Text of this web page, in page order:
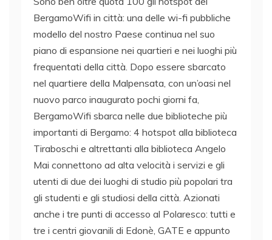
BergamoWifi in città: una delle wi-fi pubbliche
modello del nostro Paese continua nel suo
piano di espansione nei quartieri e nei luoghi più
frequentati della città. Dopo essere sbarcato
nel quartiere della Malpensata, con un’oasi nel
nuovo parco inaugurato pochi giorni fa,
BergamoWifi sbarca nelle due biblioteche più
importanti di Bergamo: 4 hotspot alla biblioteca
Tiraboschi e altrettanti alla biblioteca Angelo
Mai connettono ad alta velocità i servizi e gli
utenti di due dei luoghi di studio più popolari tra
gli studenti e gli studiosi della città. Azionati
anche i tre punti di accesso al Polaresco: tutti e
tre i centri giovanili di Edonè, GATE e appunto